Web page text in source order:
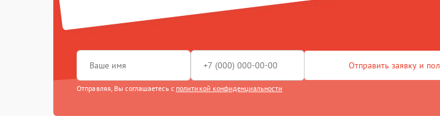
Отправить заявку и
Отправляя, Вы соглашаетесь с политикой конфиденциальности